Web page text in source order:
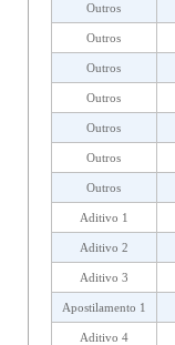
Outros
Outros
Outros
Outros
Outros
Outros
Outros
Aditivo 1
Aditivo 2
Aditivo 3
Apostilamento 1
Aditivo 4